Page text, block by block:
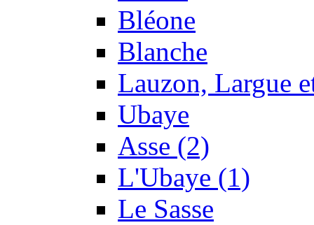
Bléone
Blanche
Lauzon, Largue
Ubaye
Asse (2)
L'Ubaye (1)
Le Sasse